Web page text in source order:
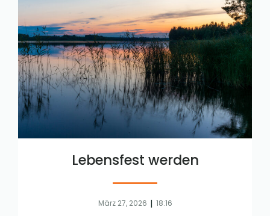
Lebensfest werden
März 27, 2026 | 18:16